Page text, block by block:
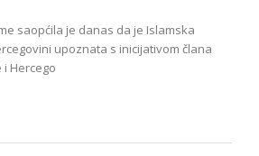
saopćila je danas da je Islamska
upoznata s inicijativom člana
Hercego